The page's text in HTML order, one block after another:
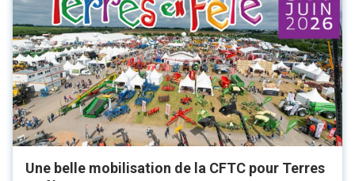
Une belle mobilisation de la CFTC pour Terres